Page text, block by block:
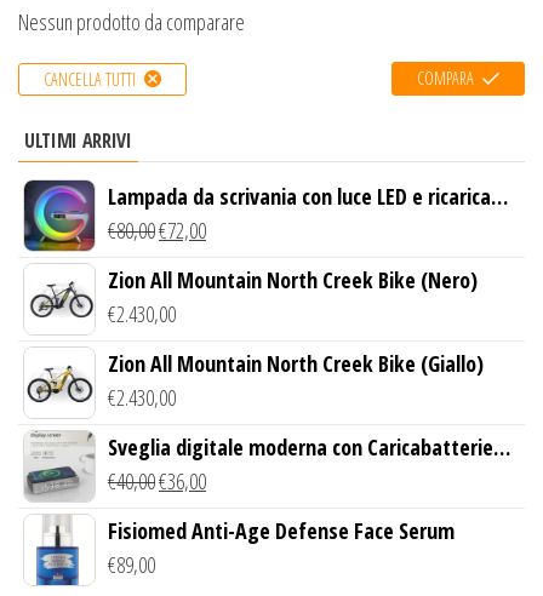
Nessun prodotto da comparare
CANCELLA TUTTI COMPARA
ULTIMI ARRIVI
Lampada da scrivania con luce LED e ricarica
wireless
€80,00€72,00
Zion All Mountain North Creek Bike (Nero)
€2.430,00
Zion All Mountain North Creek Bike (Giallo)
€2.430,00
Sveglia digitale moderna con Caricabatterie
Wireless Qi
€40,00€36,00
Fisiomed Anti-Age Defense Face Serum
€89,00